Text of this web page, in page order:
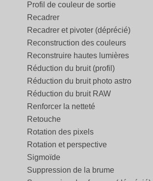
Profil de couleur de sortie
Recadrer
Recadrer et pivoter (déprécié)
Reconstruction des couleurs
Reconstruire hautes lumières
Réduction du bruit (profil)
Réduction du bruit photo astro
Réduction du bruit RAW
Renforcer la netteté
Retouche
Rotation des pixels
Rotation et perspective
Sigmoïde
Suppression de la brume